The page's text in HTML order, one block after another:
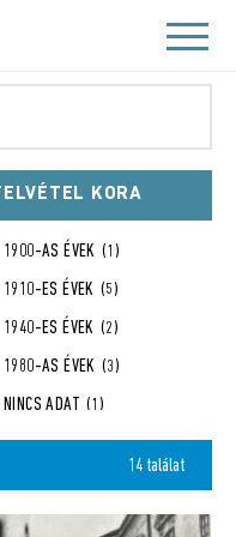
KORA
1900-AS ÉVEK (1)
1910-ES ÉVEK (5)
1940-ES ÉVEK (2)
1980-AS ÉVEK (3)
NINCS ADAT (1)
XX. SZÁZAD MÁSODIK FELE (1)
14 találat